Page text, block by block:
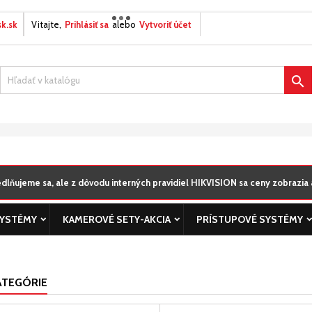
Vitajte, Prihlásiť sa alebo Vytvoriť účet

sa, ale z dôvodu interných pravidiel HIKVISION sa ceny zobrazia
KAMEROVÉ SETY-AKCIA PRÍSTUPOVÉ SYSTÉMY
zoznamy prianí
add_circle_outlineVytvorte nový
sa
byť prihlásený, aby ste si mohli výrobky uložiť do svojho zoznamu